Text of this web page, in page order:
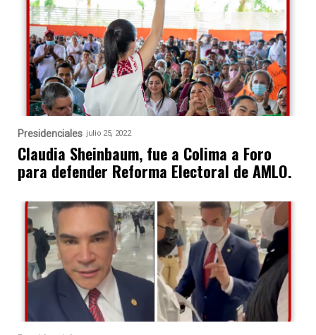
Presidenciales julio 25, 2022
Claudia Sheinbaum, fue a Colima a Foro
para defender Reforma Electoral de AMLO.